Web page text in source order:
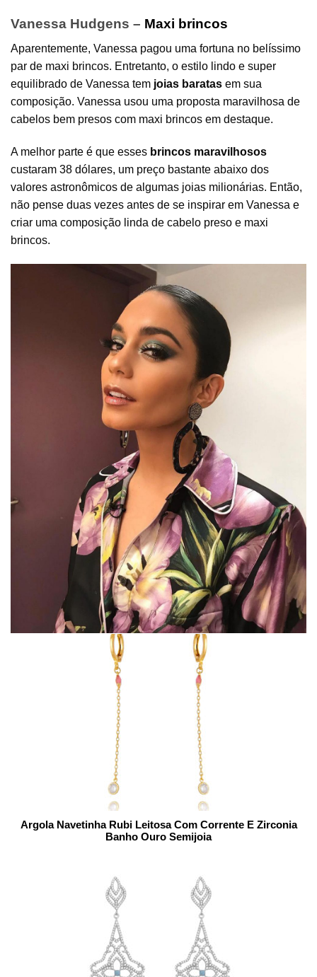
Vanessa Hudgens – Maxi brincos
Aparentemente, Vanessa pagou uma fortuna no belíssimo
par de maxi brincos. Entretanto, o estilo lindo e super
equilibrado de Vanessa tem joias baratas em sua
composição. Vanessa usou uma proposta maravilhosa de
cabelos bem presos com maxi brincos em destaque.
A melhor parte é que esses brincos maravilhosos
custaram 38 dólares, um preço bastante abaixo dos
valores astronômicos de algumas joias milionárias. Então,
não pense duas vezes antes de se inspirar em Vanessa e
criar uma composição linda de cabelo preso e maxi
brincos.
Argola Navetinha Rubi Leitosa Com Corrente E Zirconia
Banho Ouro Semijoia